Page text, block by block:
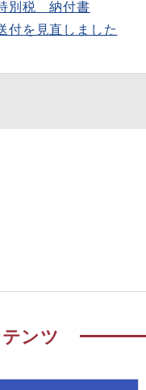
別税 納付書
付を見直しました
ンツ